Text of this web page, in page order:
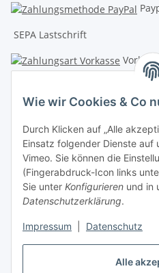
Alle
Wie wir Cookies & Co
Durch Klicken auf „Alle
Einsatz folgender Dienste auf
Vimeo. Sie können die
(Fingerabdruck-Icon links
Sie unter Konfigurieren und in
Datenschutzerklärung.
Impressum Datenschutz
SEPA Lastschrift
Lochmann Shops
Berufsbekleidung Mayer
Natürlich Lochmann
Sportlich Lochmann
Vertrag